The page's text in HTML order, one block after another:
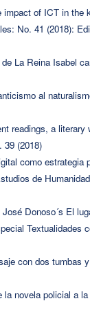
of ICT in the
No. 41 (2018):
La Reina Isabel
al
readings, a literary
39 (2018)
como estrategia
de
Donoso´s El
Textualidades
con dos tumbas
novela policial a